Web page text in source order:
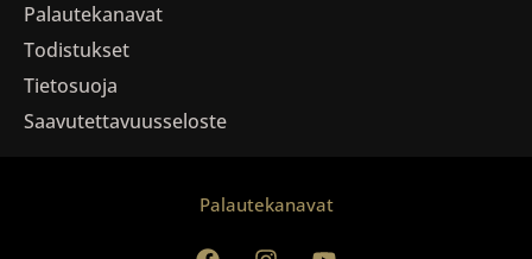
Palautekanavat
Todistukset
Tietosuoja
Saavutettavuusseloste
Palautekanavat